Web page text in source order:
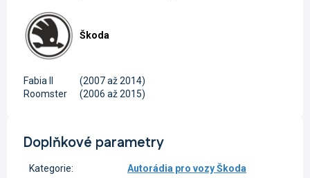
Škoda
Fabia II
(2007 až 2014)
Roomster
(2006 až 2015)
Doplňkové parametry
Kategorie:
Autorádia pro vozy Škoda